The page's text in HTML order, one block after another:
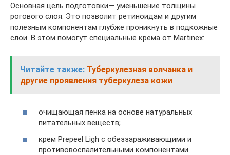
Основная цель подготовки— уменьшение толщины
рогового слоя. Это позволит ретиноидам и другим
полезным компонентам глубже проникнуть в подкожные
слои. В этом помогут специальные крема от Мartinex:
Читайте также: Туберкулезная волчанка и
другие проявления туберкулеза кожи
очищающая пенка на основе натуральных
питательных веществ;
крем Prepeel Ligh с обеззараживающими и
противовоспалительными компонентами.